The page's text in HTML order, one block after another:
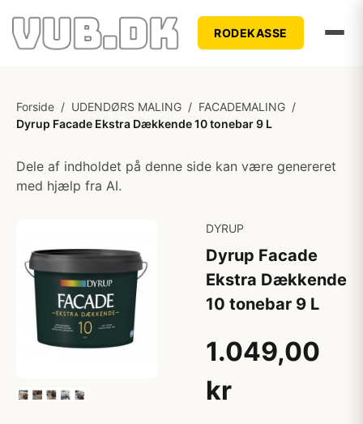
RODEKASSE
Forside / UDENDØRS MALING / FACADEMALING /
Dyrup Facade Ekstra Dækkende 10 tonebar 9 L
Dele af indholdet på denne side kan være genereret
med hjælp fra AI.
DYRUP
Dyrup Facade
Ekstra Dækkende
10 tonebar 9 L
1.049,00
kr